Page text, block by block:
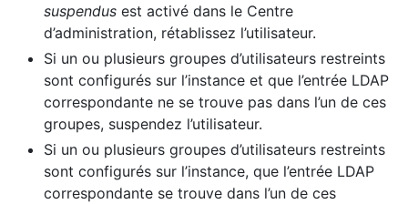
suspendus est activé dans le Centre
d’administration, rétablissez l’utilisateur.
Si un ou plusieurs groupes d’utilisateurs restreints
sont configurés sur l’instance et que l’entrée LDAP
correspondante ne se trouve pas dans l’un de ces
groupes, suspendez l’utilisateur.
Si un ou plusieurs groupes d’utilisateurs restreints
sont configurés sur l’instance, que l’entrée LDAP
correspondante se trouve dans l’un de ces